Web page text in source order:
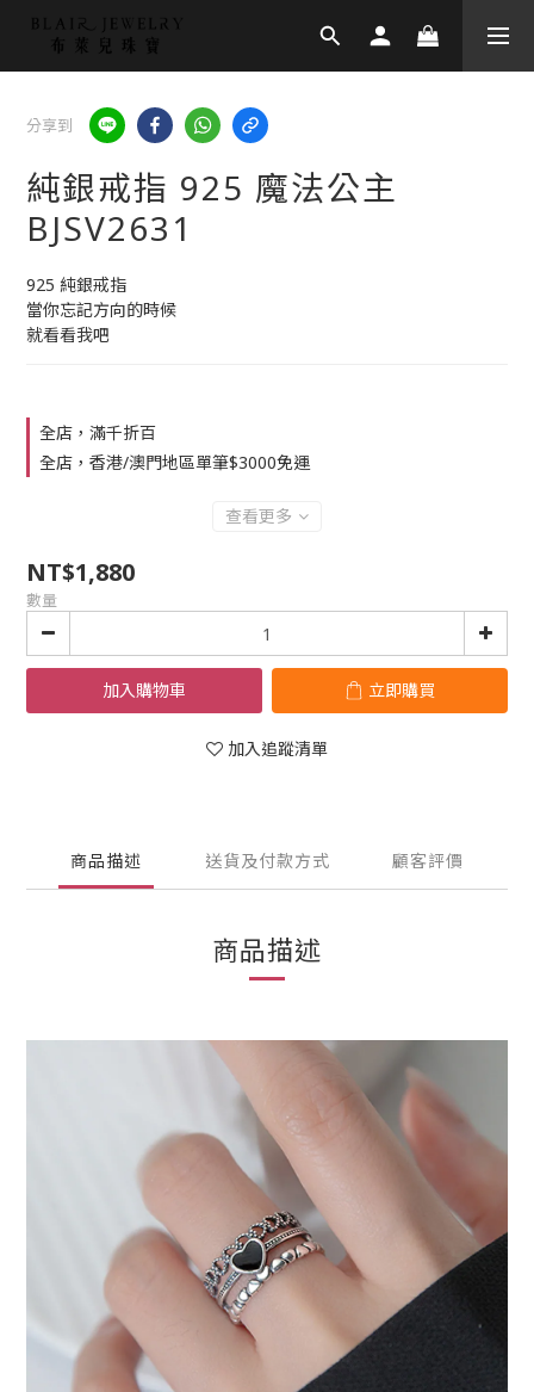
分享到
純銀戒指 925 魔法公主
BJSV2631
925 純銀戒指
當你忘記方向的時候
就看看我吧
全店，滿千折百
全店，香港/澳門地區單筆$3000免運
查看更多
NT$1,880
數量
加入購物車 立即購買
加入追蹤清單
商品描述 送貨及付款方式 顧客評價
商品描述